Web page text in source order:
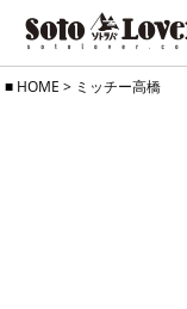
SkipHOME > ミッチー高橋